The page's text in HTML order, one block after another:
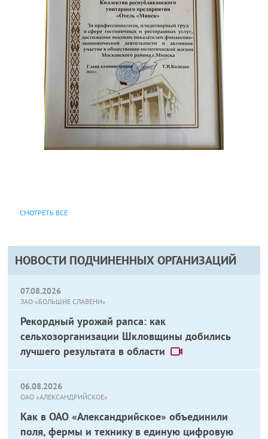
НОВОСТИ ПОДЧИНЕННЫХ ОРГАНИЗАЦИЙ
07.08.2026
ЗАО «БОЛЬШИЕ СЛАВЕНИ»
Рекордный урожай рапса: как
сельхозорганизации Шкловщины добились
лучшего результата в области
06.08.2026
ОАО «АЛЕКСАНДРИЙСКОЕ»
Как в ОАО «Александрийское» объединили
поля, фермы и технику в единую цифровую
СМОТРЕТЬ ВСЕ